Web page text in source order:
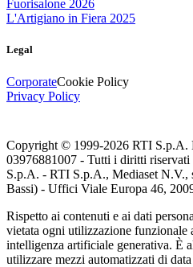
Fuorisalone 2026
L'Artigiano in Fiera 2025
Legal
CorporateCookie Policy
Privacy Policy
Copyright © 1999-2026 RTI S.p.A.
03976881007 - Tutti i diritti
S.p.A. - RTI S.p.A., Mediaset N.V.,
Bassi) - Uffici Viale Europa 46,
Rispetto ai contenuti e ai dati
vietata ogni utilizzazione funzionale
intelligenza artificiale generativa. È
utilizzare mezzi automatizzati di